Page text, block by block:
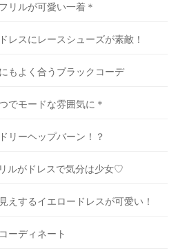
リルが可愛い一着＊
レスにレースシューズが素敵！
もよく合うブラックコーデ
でモードな雰囲気に＊
リーヘップバーン！？
ルがドレスで気分は少女♡
えするイエロードレスが可愛い！
ーディネート